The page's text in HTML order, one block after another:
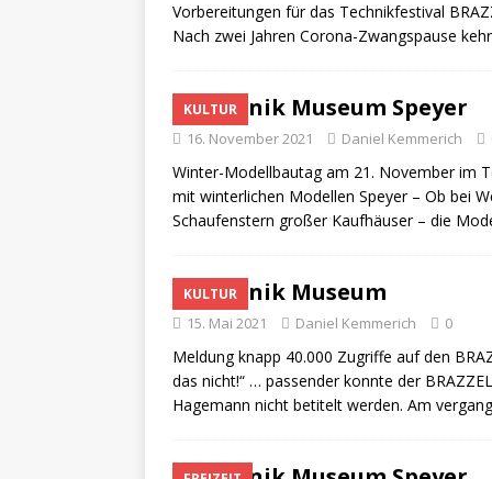
Vorbereitungen für das Technikfestival
Nach zwei Jahren Corona-Zwangspause
KULTUR
Technik Museum Speyer
16. November 2021 Daniel Kemmerich
Winter-Modellbautag am 21. November im
mit winterlichen Modellen Speyer – Ob bei
Schaufenstern großer Kaufhäuser – die
KULTUR
Technik Museum
15. Mai 2021 Daniel Kemmerich 0
Meldung knapp 40.000 Zugriffe auf den
das nicht!“ … passender konnte der
Hagemann nicht betitelt werden. Am